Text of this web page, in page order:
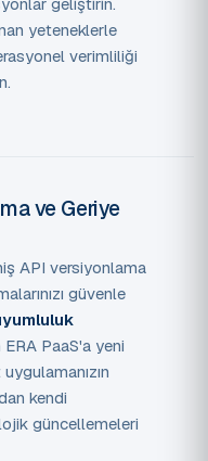
yeteneklerle
verimliliği
ve Geriye
API versiyonlama
güvenle
PaaS'a yeni
kendi
güncellemeleri